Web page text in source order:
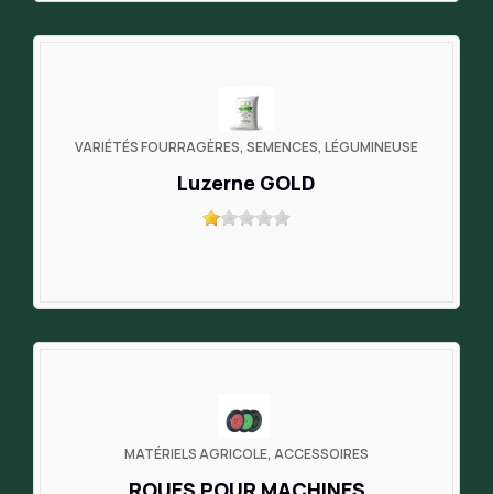
VARIÉTÉS FOURRAGÈRES, SEMENCES, LÉGUMINEUSE
Luzerne GOLD
MATÉRIELS AGRICOLE, ACCESSOIRES